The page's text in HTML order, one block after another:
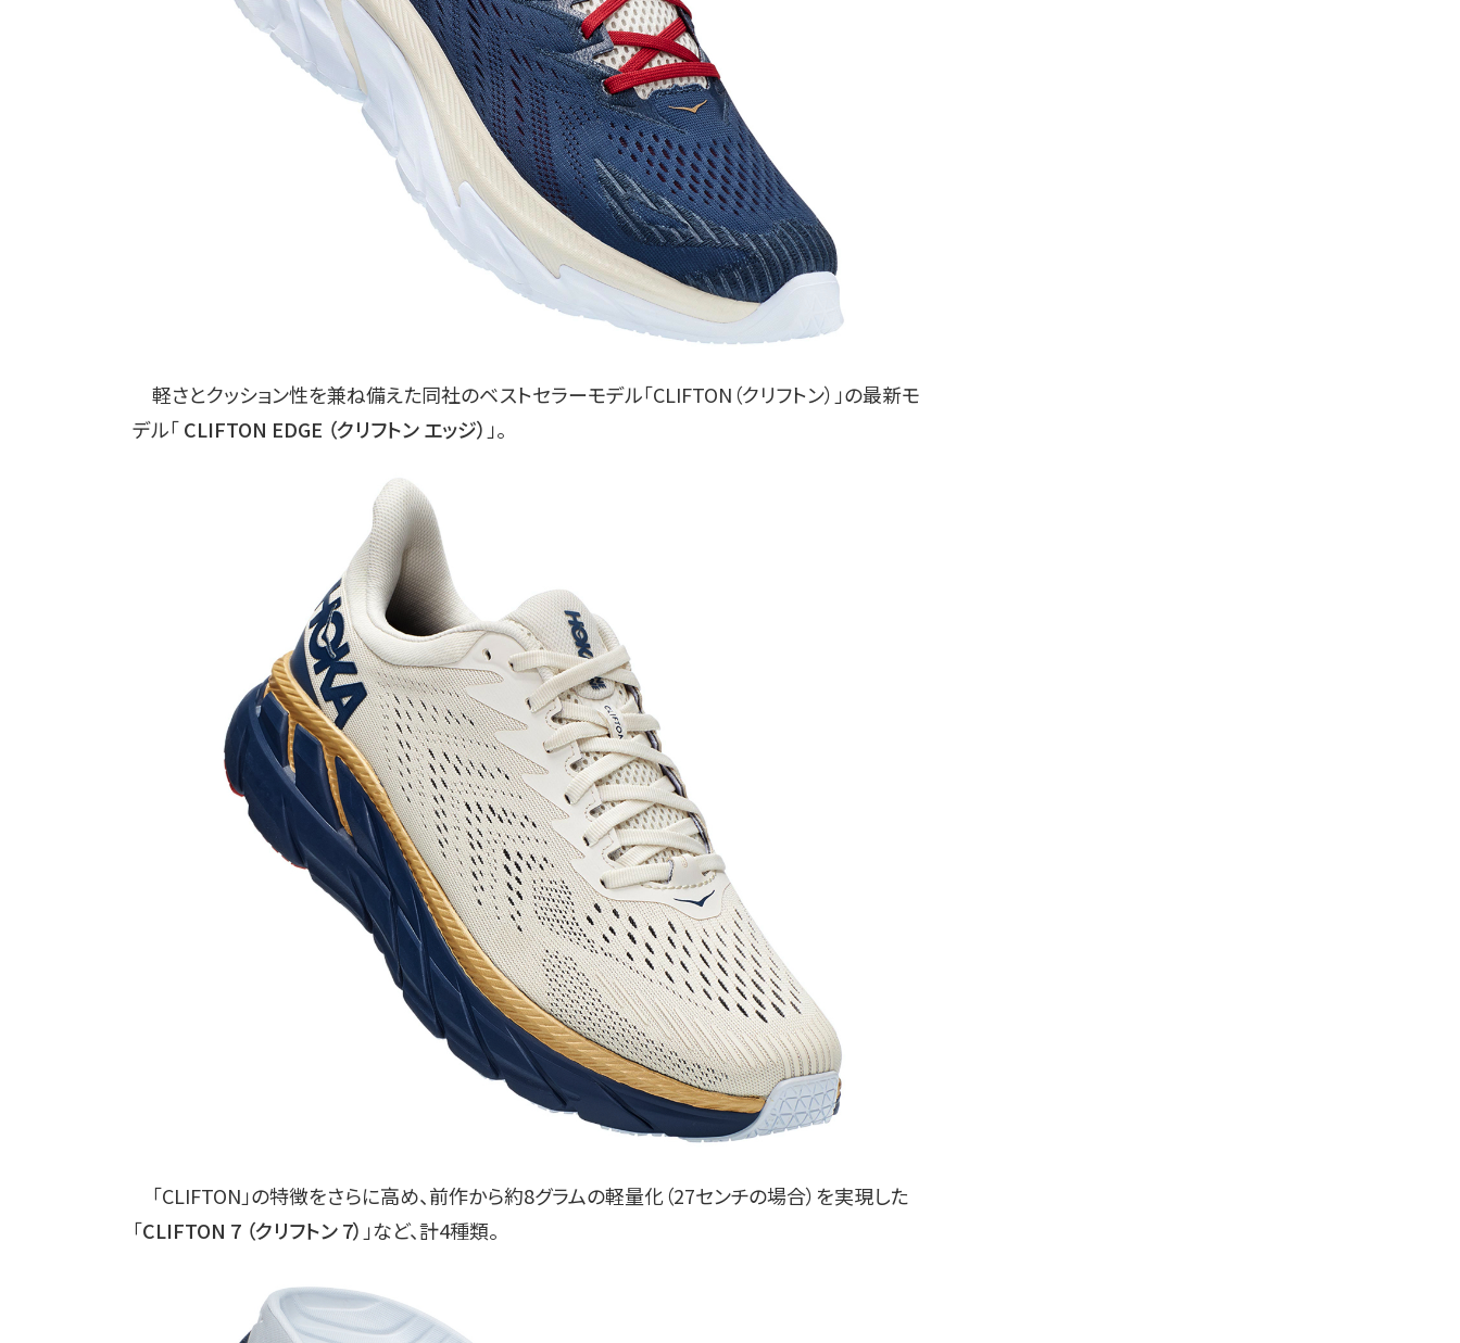
軽さとクッション性を兼ね備えた同社のベストセラーモデル「CLIFTON（クリフトン）」の最新モ
デル「CLIFTON EDGE （クリフトン エッジ） 」。
「CLIFTON」の特徴をさらに高め、前作から約8グラムの軽量化（27センチの場合）を実現した
「CLIFTON 7 （クリフトン 7） 」など、計4種類。